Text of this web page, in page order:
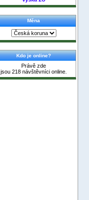
Měna
Kdo je online?
Právě zde
jsou 218 návštěvníci online.